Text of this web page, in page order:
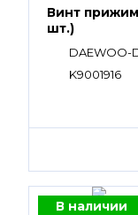
Винт
шт.)
DAEWOO-
K9001916
В наличии